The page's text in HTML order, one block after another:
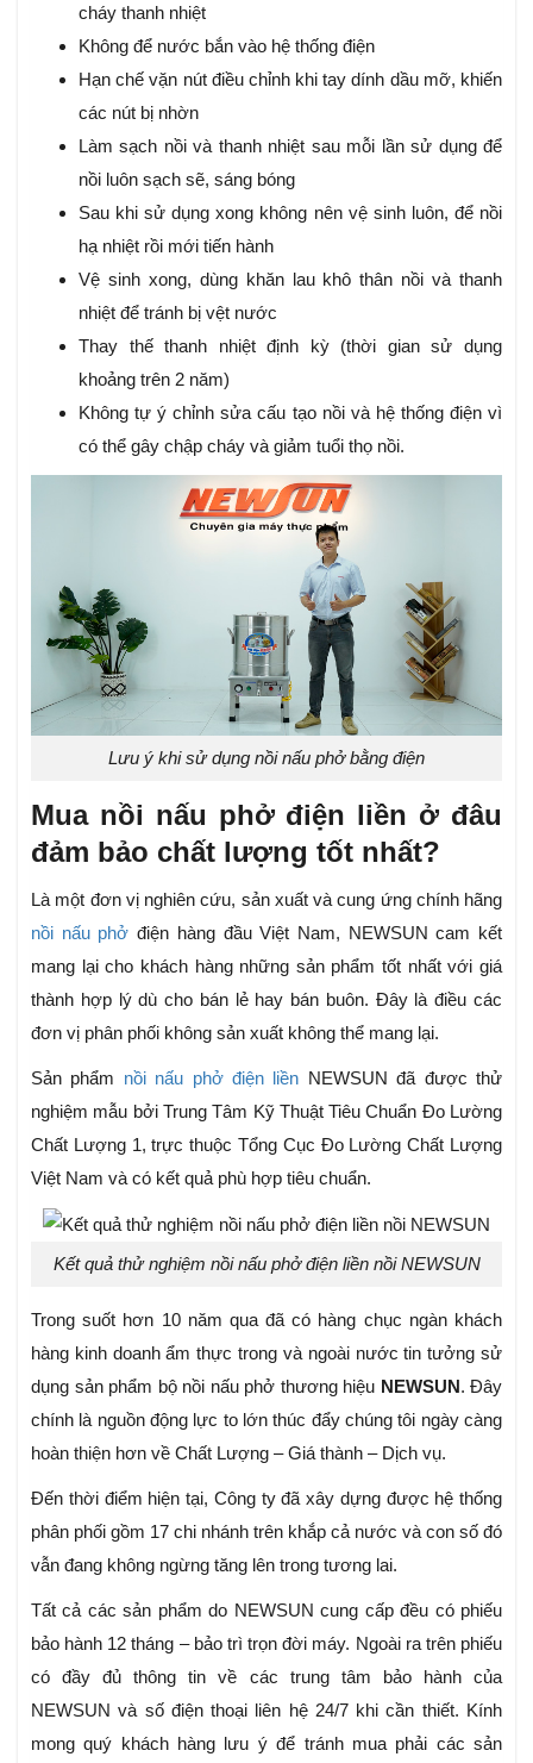
cháy thanh nhiệt
Không để nước bắn vào hệ thống điện
Hạn chế vặn nút điều chỉnh khi tay dính dầu mỡ, khiến
các nút bị nhờn
Làm sạch nồi và thanh nhiệt sau mỗi lần sử dụng để
nồi luôn sạch sẽ, sáng bóng
Sau khi sử dụng xong không nên vệ sinh luôn, để nồi
hạ nhiệt rồi mới tiến hành
Vệ sinh xong, dùng khăn lau khô thân nồi và thanh
nhiệt để tránh bị vệt nước
Thay thế thanh nhiệt định kỳ (thời gian sử dụng
khoảng trên 2 năm)
Không tự ý chỉnh sửa cấu tạo nồi và hệ thống điện vì
có thể gây chập cháy và giảm tuổi thọ nồi.
Lưu ý khi sử dụng nồi nấu phở bằng điện
Mua nồi nấu phở điện liền ở đâu
đảm bảo chất lượng tốt nhất?
Là một đơn vị nghiên cứu, sản xuất và cung ứng chính hãng
nồi nấu phở điện hàng đầu Việt Nam, NEWSUN cam kết
mang lại cho khách hàng những sản phẩm tốt nhất với giá
thành hợp lý dù cho bán lẻ hay bán buôn. Đây là điều các
đơn vị phân phối không sản xuất không thể mang lại.
Sản phẩm nồi nấu phở điện liền NEWSUN đã được thử
nghiệm mẫu bởi Trung Tâm Kỹ Thuật Tiêu Chuẩn Đo Lường
Chất Lượng 1, trực thuộc Tổng Cục Đo Lường Chất Lượng
Việt Nam và có kết quả phù hợp tiêu chuẩn.
Kết quả thử nghiệm nồi nấu phở điện liền nồi NEWSUN
Trong suốt hơn 10 năm qua đã có hàng chục ngàn khách
hàng kinh doanh ẩm thực trong và ngoài nước tin tưởng sử
dụng sản phẩm bộ nồi nấu phở thương hiệu NEWSUN. Đây
chính là nguồn động lực to lớn thúc đẩy chúng tôi ngày càng
hoàn thiện hơn về Chất Lượng – Giá thành – Dịch vụ.
Đến thời điểm hiện tại, Công ty đã xây dựng được hệ thống
phân phối gồm 17 chi nhánh trên khắp cả nước và con số đó
vẫn đang không ngừng tăng lên trong tương lai.
Tất cả các sản phẩm do NEWSUN cung cấp đều có phiếu
bảo hành 12 tháng – bảo trì trọn đời máy. Ngoài ra trên phiếu
có đầy đủ thông tin về các trung tâm bảo hành của
NEWSUN và số điện thoại liên hệ 24/7 khi cần thiết. Kính
mong quý khách hàng lưu ý để tránh mua phải các sản